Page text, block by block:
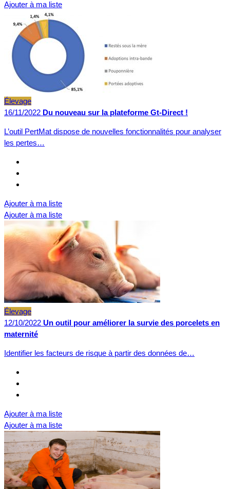
Ajouter à ma liste
Élevage
16/11/2022 Du nouveau sur la plateforme Gt-Direct !
L’outil PertMat dispose de nouvelles fonctionnalités pour analyser
les pertes…
Ajouter à ma liste
Ajouter à ma liste
Élevage
12/10/2022 Un outil pour améliorer la survie des porcelets en
maternité
Identifier les facteurs de risque à partir des données de…
Ajouter à ma liste
Ajouter à ma liste